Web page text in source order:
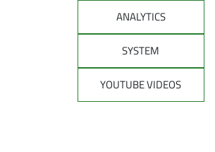
ANALYTICS
SYSTEM
YOUTUBE VIDEOS